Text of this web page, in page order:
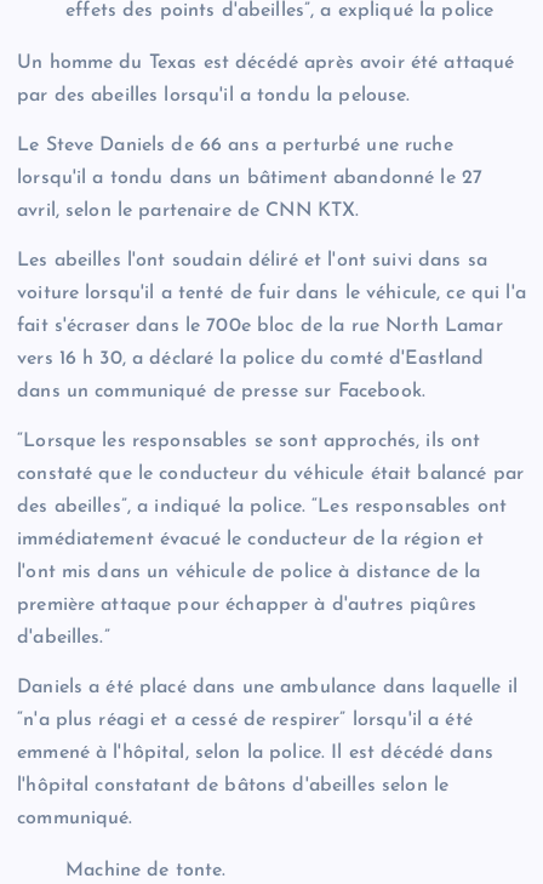
effets des points d'abeilles”, a expliqué la police
Un homme du Texas est décédé après avoir été attaqué
par des abeilles lorsqu'il a tondu la pelouse.
Le Steve Daniels de 66 ans a perturbé une ruche
lorsqu'il a tondu dans un bâtiment abandonné le 27
avril, selon le partenaire de CNN KTX.
Les abeilles l'ont soudain déliré et l'ont suivi dans sa
voiture lorsqu'il a tenté de fuir dans le véhicule, ce qui l'a
fait s'écraser dans le 700e bloc de la rue North Lamar
vers 16 h 30, a déclaré la police du comté d'Eastland
dans un communiqué de presse sur Facebook.
“Lorsque les responsables se sont approchés, ils ont
constaté que le conducteur du véhicule était balancé par
des abeilles”, a indiqué la police. “Les responsables ont
immédiatement évacué le conducteur de la région et
l'ont mis dans un véhicule de police à distance de la
première attaque pour échapper à d'autres piqûres
d'abeilles.”
Daniels a été placé dans une ambulance dans laquelle il
“n'a plus réagi et a cessé de respirer” lorsqu'il a été
emmené à l'hôpital, selon la police. Il est décédé dans
l'hôpital constatant de bâtons d'abeilles selon le
communiqué.
Machine de tonte.